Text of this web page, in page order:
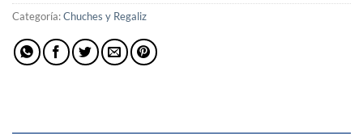
Categoría:Chuches y Regaliz